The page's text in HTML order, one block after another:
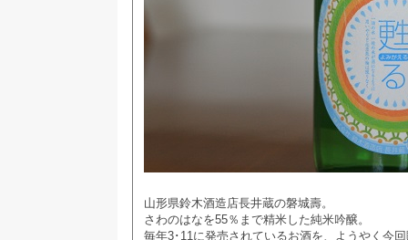
山形県鈴木酒造店長井蔵の磐城壽。
さわのはなを55％まで精米した純米吟醸。
毎年3･11に発売されているお酒を、ようやく今